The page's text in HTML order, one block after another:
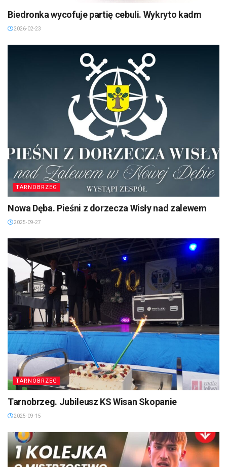
Biedronka wycofuje partię cebuli. Wykryto kadm
2026-02-23
TARNOBRZEG
Nowa Dęba. Pieśni z dorzecza Wisły nad zalewem
2025-09-27
TARNOBRZEG
Tarnobrzeg. Jubileusz KS Wisan Skopanie
2025-09-15